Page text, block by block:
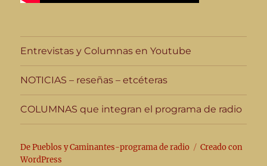
Entrevistas y Columnas en Youtube
NOTICIAS – reseñas – etcéteras
COLUMNAS que integran el programa de radio
De Pueblos y Caminantes-programa de radio
Creado con
WordPress